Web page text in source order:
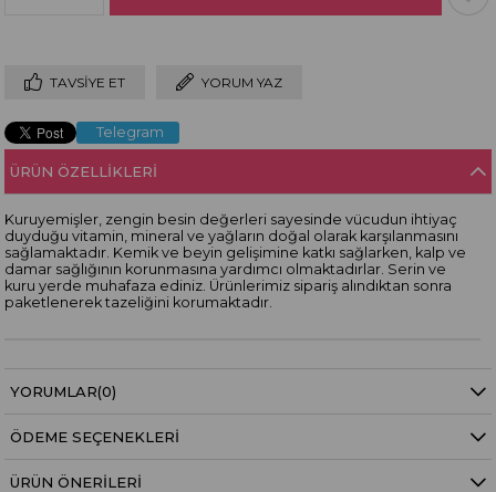
TAVSIYE ET YORUM YAZ
Telegram
ÜRÜN ÖZELLIKLERI
Kuruyemişler, zengin besin değerleri sayesinde vücudun ihtiyaç
duyduğu vitamin, mineral ve yağların doğal olarak karşılanmasını
sağlamaktadır. Kemik ve beyin gelişimine katkı sağlarken, kalp ve
damar sağlığının korunmasına yardımcı olmaktadırlar. Serin ve
kuru yerde muhafaza ediniz. Ürünlerimiz sipariş alındıktan sonra
paketlenerek tazeliğini korumaktadır.
YORUMLAR(0)
ÖDEME SEÇENEKLERI
ÜRÜN ÖNERILERI